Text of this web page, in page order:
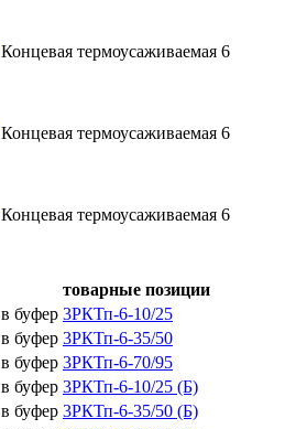
Концевая термоусаживаемая 6
Концевая термоусаживаемая 6
Концевая термоусаживаемая 6
товарные позиции
3РКТп-6-10/25
3РКТп-6-35/50
3РКТп-6-70/95
3РКТп-6-10/25 (Б)
3РКТп-6-35/50 (Б)